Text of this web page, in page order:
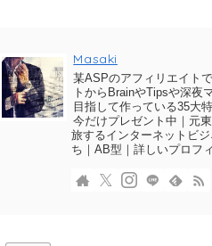
Masaki
某ASPのアフィリエイト
トからBrainやTipsや深夜
目指して作っている35大
今だけプレゼント中｜元
旅するインターネットビ
ち｜AB型｜詳しいプロフ